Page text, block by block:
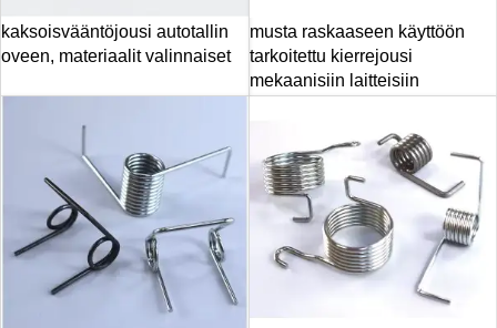
kaksoisvääntöjousi autotallin
oveen, materiaalit valinnaiset
musta raskaaseen käyttöön
tarkoitettu kierrejousi
mekaanisiin laitteisiin